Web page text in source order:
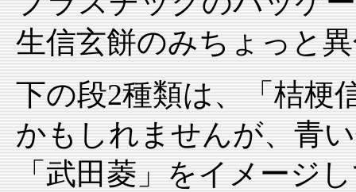
生信玄餅のみちょっと
下の段2種類は、「桔梗
かもしれませんが、青
「武田菱」をイメージ